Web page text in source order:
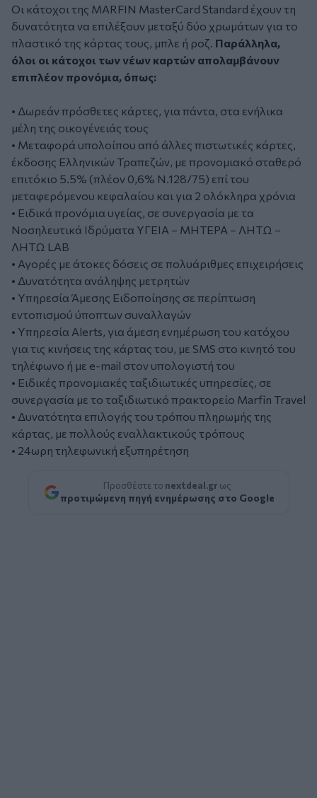
Οι κάτοχοι της MARFIN MasterCard Standard έχουν τη
δυνατότητα να επιλέξουν μεταξύ δύο χρωμάτων για το
πλαστικό της κάρτας τους, μπλε ή ροζ. Παράλληλα,
όλοι οι κάτοχοι των νέων καρτών απολαμβάνουν
επιπλέον προνόμια, όπως:
• Δωρεάν πρόσθετες κάρτες, για πάντα, στα ενήλικα
μέλη της οικογένειάς τους
• Μεταφορά υπολοίπου από άλλες πιστωτικές κάρτες,
έκδοσης Ελληνικών Τραπεζών, με προνομιακό σταθερό
επιτόκιο 5.5% (πλέον 0,6% Ν.128/75) επί του
μεταφερόμενου κεφαλαίου και για 2 ολόκληρα χρόνια
• Ειδικά προνόμια υγείας, σε συνεργασία με τα
Νοσηλευτικά Ιδρύματα ΥΓΕΙΑ – ΜΗΤΕΡΑ – ΛΗΤΩ –
ΛΗΤΩ LAB
• Αγορές με άτοκες δόσεις σε πολυάριθμες επιχειρήσεις
• Δυνατότητα ανάληψης μετρητών
• Υπηρεσία Άμεσης Ειδοποίησης σε περίπτωση
εντοπισμού ύποπτων συναλλαγών
• Υπηρεσία Alerts, για άμεση ενημέρωση του κατόχου
για τις κινήσεις της κάρτας του, με SMS στο κινητό του
τηλέφωνο ή με e-mail στον υπολογιστή του
• Ειδικές προνομιακές ταξιδιωτικές υπηρεσίες, σε
συνεργασία με το ταξιδιωτικό πρακτορείο Marfin Travel
• Δυνατότητα επιλογής του τρόπου πληρωμής της
κάρτας, με πολλούς εναλλακτικούς τρόπους
• 24ωρη τηλεφωνική εξυπηρέτηση
Προσθέστε το nextdeal.gr ως
προτιμώμενη πηγή ενημέρωσης στο Google